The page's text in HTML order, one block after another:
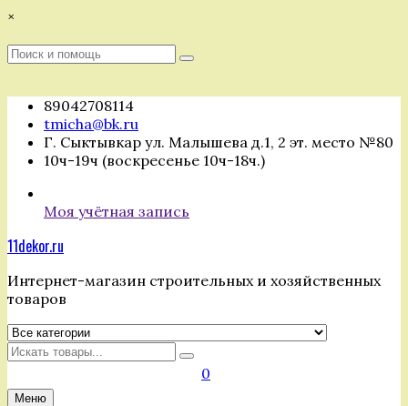
Перейти
содержимому
×
Поиск
Поиск
89042708114
tmicha@bk.ru
Г. Сыктывкар ул. Малышева д.1, 2 эт. место №80
10ч-19ч (воскресенье 10ч-18ч.)
Моя учётная запись
11dekor.ru
Интернет-магазин строительных и хозяйственных
товаров
Искать
0
Меню